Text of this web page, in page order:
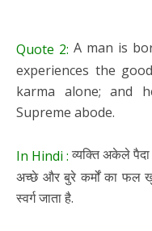
Quote 2: A man is
experiences the
karma alone; and
Supreme abode.
In Hindi :व्यक्ति अकेले
अच्छे और बुरे कर्मों का फल
स्वर्ग जाता है.